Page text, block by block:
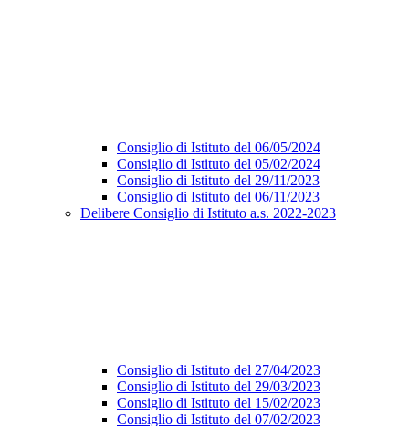
Consiglio di Istituto del 06/05/2024
Consiglio di Istituto del 05/02/2024
Consiglio di Istituto del 29/11/2023
Consiglio di Istituto del 06/11/2023
Delibere Consiglio di Istituto a.s. 2022-2023
Consiglio di Istituto del 27/04/2023
Consiglio di Istituto del 29/03/2023
Consiglio di Istituto del 15/02/2023
Consiglio di Istituto del 07/02/2023